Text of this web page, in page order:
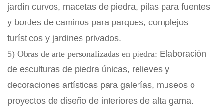
jardín curvos, macetas de piedra, pilas para fuentes
y bordes de caminos para parques, complejos
turísticos y jardines privados.
5) Obras de arte personalizadas en piedra: Elaboración
de esculturas de piedra únicas, relieves y
decoraciones artísticas para galerías, museos o
proyectos de diseño de interiores de alta gama.